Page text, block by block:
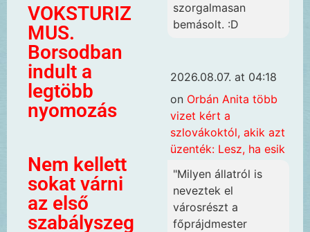
VOKSTURIZ
MUS.
Borsodban
indult a
legtöbb
nyomozás
Nem kellett
sokat várni
az első
szabályszeg
szorgalmasan
bemásolt. :D
2026.08.07. at 04:18
on Orbán Anita több
vizet kért a
szlovákoktól, akik azt
üzenték: Lesz, ha esik
"Milyen állatról is
neveztek el
városrészt a
főprájdmester